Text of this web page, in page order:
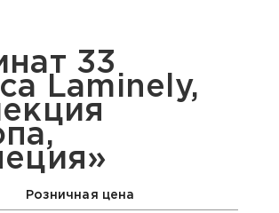
33
Laminely,
Розничная цена